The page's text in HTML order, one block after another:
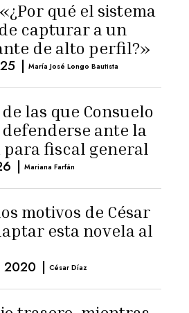
qué el sistema
capturar a un
de alto perfil?»
| María José Longo Bautista
las que Consuelo
ante la
fiscal general
| Mariana Farfán
esta novela al
2020 | César Díaz